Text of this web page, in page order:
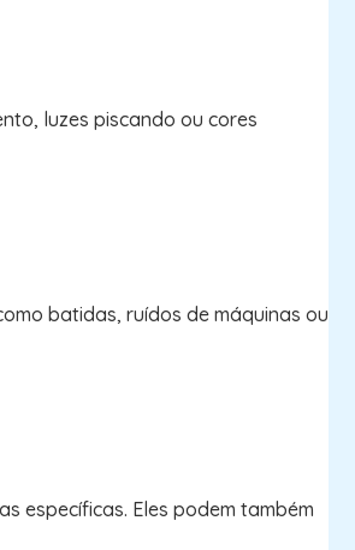
luzes piscando ou cores
batidas, ruídos de máquinas ou
específicas. Eles podem também